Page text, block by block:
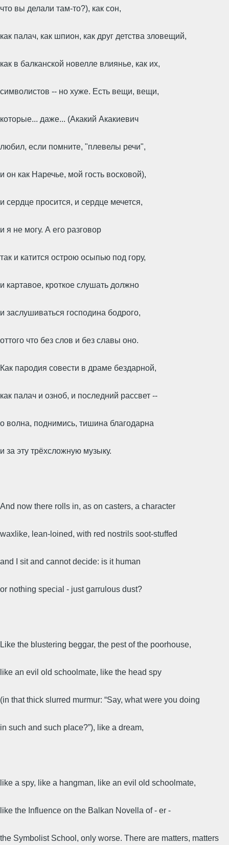
что вы делали там-то?), как сон,
как палач, как шпион, как друг детства зловещий,
как в балканской новелле влиянье, как их,
символистов -- но хуже. Есть вещи, вещи,
которые... даже... (Акакий Акакиевич
любил, если помните, "плевелы речи",
и он как Наречье, мой гость восковой),
и сердце просится, и сердце мечется,
и я не могу. А его разговор
так и катится острою осыпью под гору,
и картавое, кроткое слушать должно
и заслушиваться господина бодрого,
оттого что без слов и без славы оно.
Как пародия совести в драме бездарной,
как палач и озноб, и последний рассвет --
о волна, поднимись, тишина благодарна
и за эту трёхсложную музыку.
And now there rolls in, as on casters, a character
waxlike, lean-loined, with red nostrils soot-stuffed
and I sit and cannot decide: is it human
or nothing special - just garrulous dust?
Like the blustering beggar, the pest of the poorhouse,
like an evil old schoolmate, like the head spy
(in that thick slurred murmur: “Say, what were you doing
in such and such place?”), like a dream,
like a spy, like a hangman, like an evil old schoolmate,
like the Influence on the Balkan Novella of - er -
the Symbolist School, only worse. There are matters, matters